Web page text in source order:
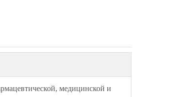
медицинской и